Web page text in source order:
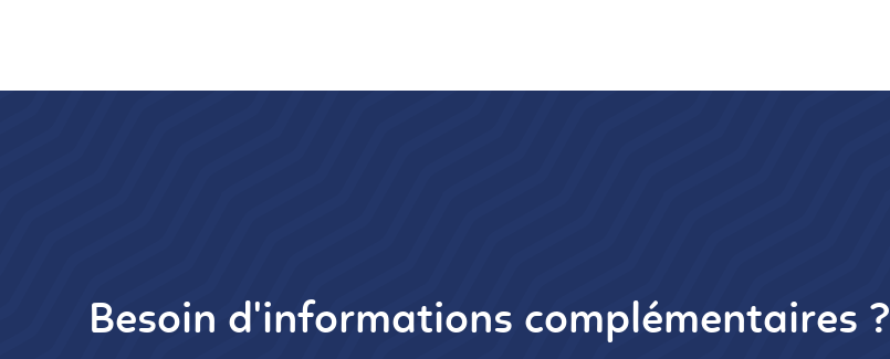
Besoin d'informations complémentaires ?